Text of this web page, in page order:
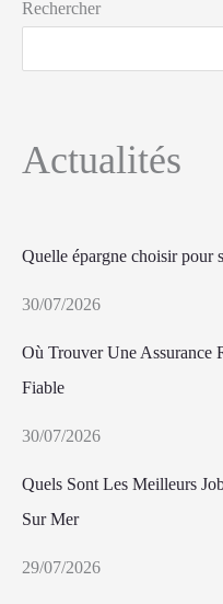
Rechercher
Actualités
Quelle épargne choisir pour
30/07/2026
Où Trouver Une Assurance
Fiable
30/07/2026
Quels Sont Les Meilleurs
Sur Mer
29/07/2026